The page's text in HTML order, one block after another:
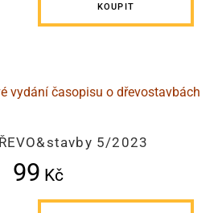
KOUPIT
5/2023
99 Kč